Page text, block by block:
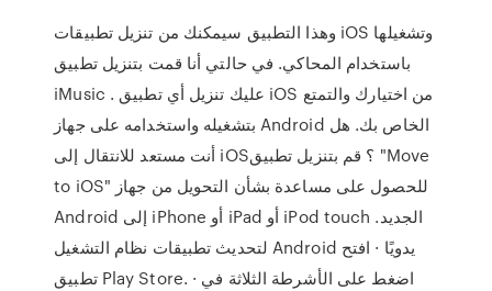
وهذا التطبيق سيمكنك من تنزيل تطبيقات iOS وتشغيلها
باستخدام المحاكي. في حالتي أنا قمت بتنزيل تطبيق
iMusic . عليك تنزيل أي تطبيق iOS من اختيارك والتمتع
بتشغيله واستخدامه على جهاز Android الخاص بك. هل
أنت مستعد للانتقال إلى iOS؟ قم بتنزيل تطبيق "Move
to iOS" للحصول على مساعدة بشأن التحويل من جهاز
Android إلى iPhone أو iPad أو iPod touch الجديد.
لتحديث تطبيقات نظام التشغيل Android يدويًا · افتح
تطبيق Play Store. · اضغط على الأشرطة الثلاثة في